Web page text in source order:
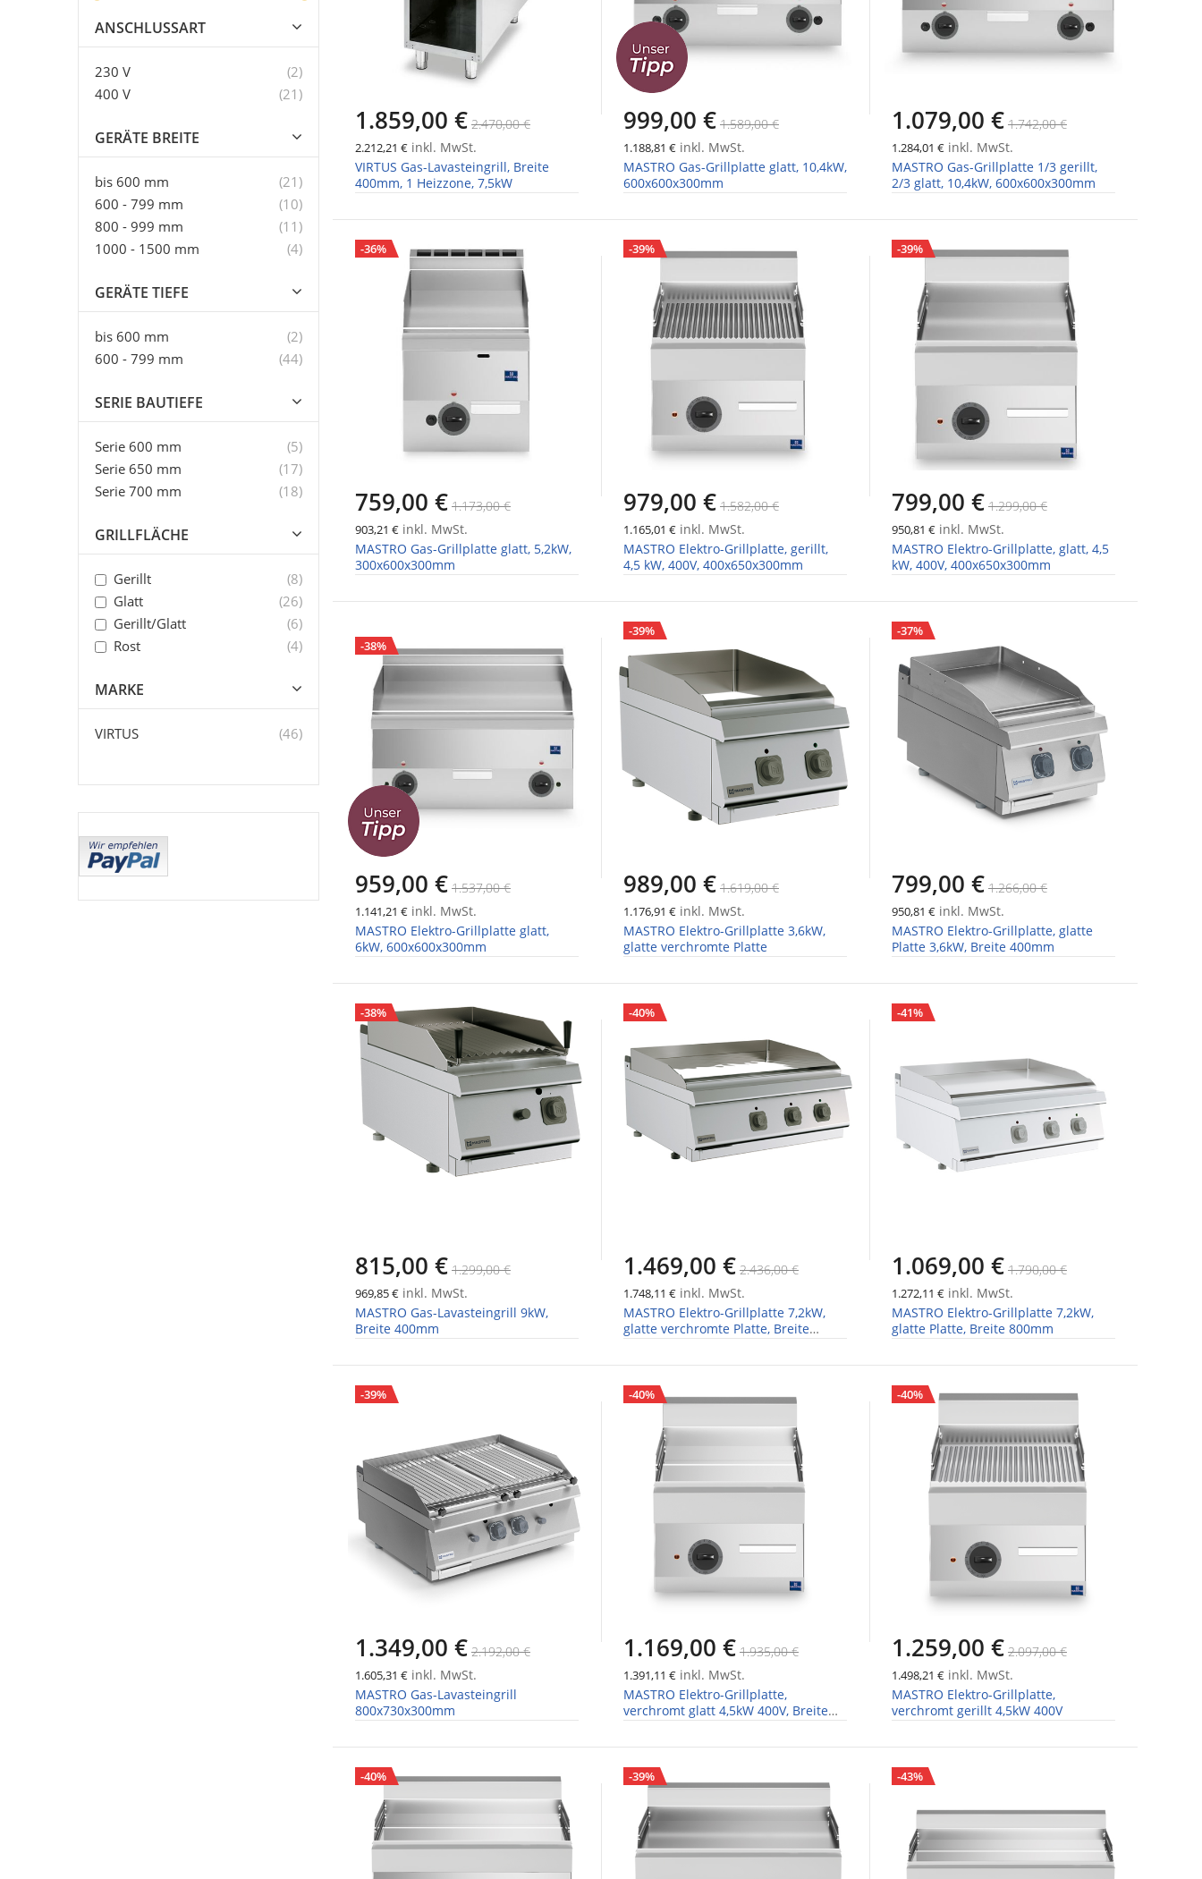
1.859,00 € 2.470,00 €
2.212,21 € inkl. MwSt.
VIRTUS Gas-Lavasteingrill, Breite
400mm, 1 Heizzone, 7,5kW
999,00 € 1.589,00 €
1.188,81 €inkl. MwSt.
MASTRO Gas-Grillplatte glatt, 10,4kW,
600x600x300mm
1.079,00 € 1.742,00 €
1.284,01 €inkl. MwSt.
MASTRO Gas-Grillplatte 1/3 gerillt,
2/3 glatt, 10,4kW, 600x600x300mm
-36%
759,00 € 1.173,00 €
903,21 € inkl. MwSt.
MASTRO Gas-Grillplatte glatt, 5,2kW,
300x600x300mm
-39%
979,00 € 1.582,00 €
1.165,01 €inkl. MwSt.
MASTRO Elektro-Grillplatte, gerillt,
4,5 kW, 400V, 400x650x300mm
-39%
799,00 € 1.299,00 €
950,81 €inkl. MwSt.
MASTRO Elektro-Grillplatte, glatt, 4,5
kW, 400V, 400x650x300mm
-38%
959,00 € 1.537,00 €
1.141,21 € inkl. MwSt.
MASTRO Elektro-Grillplatte glatt,
6kW, 600x600x300mm
-39%
989,00 € 1.619,00 €
1.176,91 €inkl. MwSt.
MASTRO Elektro-Grillplatte 3,6kW,
glatte verchromte Platte
-37%
799,00 € 1.266,00 €
950,81 €inkl. MwSt.
MASTRO Elektro-Grillplatte, glatte
Platte 3,6kW, Breite 400mm
-38%
815,00 € 1.299,00 €
969,85 € inkl. MwSt.
MASTRO Gas-Lavasteingrill 9kW,
Breite 400mm
-40%
1.469,00 € 2.436,00 €
1.748,11 €inkl. MwSt.
MASTRO Elektro-Grillplatte 7,2kW,
glatte verchromte Platte, Breite
800mm
-41%
1.069,00 € 1.790,00 €
1.272,11 €inkl. MwSt.
MASTRO Elektro-Grillplatte 7,2kW,
glatte Platte, Breite 800mm
-39%
1.349,00 € 2.192,00 €
1.605,31 € inkl. MwSt.
MASTRO Gas-Lavasteingrill
800x730x300mm
-40%
1.169,00 € 1.935,00 €
1.391,11 €inkl. MwSt.
MASTRO Elektro-Grillplatte,
verchromt glatt 4,5kW 400V, Breite
400mm
-40%
1.259,00 € 2.097,00 €
1.498,21 €inkl. MwSt.
MASTRO Elektro-Grillplatte,
verchromt gerillt 4,5kW 400V
-40% -39% -43%
ANSCHLUSSART
230 V 2Artikel
400 V
21 Artikel
GERÄTE BREITE
bis 600 mm 21 Artikel
600 - 799 mm
10Artikel
800 - 999 mm
11 Artikel
1000 - 1500 mm
4Artikel
GERÄTE TIEFE
bis 600 mm 2Artikel
600 - 799 mm
44Artikel
SERIE BAUTIEFE
Serie 600 mm 5Artikel
Serie 650 mm
17Artikel
Serie 700 mm
18Artikel
GRILLFLÄCHE
Gerillt 8Artikel
Glatt
26Artikel
Gerillt/Glatt
6Artikel
Rost
4Artikel
MARKE
VIRTUS 46Artikel